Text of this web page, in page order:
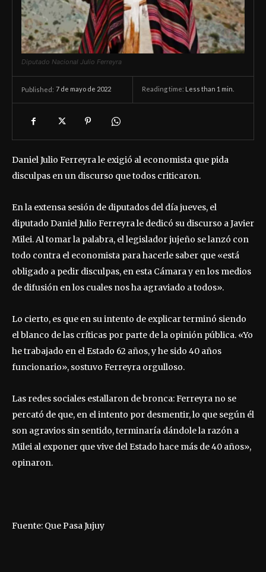
Diputado Nacional Julio Ferreyra
Published: 7 de mayo de 2022 Reading time: Less than 1 min.
Daniel Julio Ferreyra le exigió al economista que pida
disculpas en un discurso que todos criticaron.
En la extensa sesión de diputados del día jueves, el
diputado Daniel Julio Ferreyra le dedicó su discurso a Javier
Milei. Al tomar la palabra, el legislador jujeño se lanzó con
todo contra el economista para hacerle saber que «está
obligado a pedir disculpas, en esta Cámara y en los medios
de difusión en los cuales nos ha agraviado a todos».
Lo cierto, es que en su intento de explicar terminó siendo
el blanco de las críticas por parte de la opinión pública. «Yo
he trabajado en el Estado 62 años, y he sido 40 años
funcionario», sostuvo Ferreyra orgulloso.
Las redes sociales estallaron de bronca: Ferreyra no se
percató de que, en el intento por desmentir, lo que según él
son agravios sin sentido, terminaría dándole la razón a
Milei al exponer que vive del Estado hace más de 40 años»,
opinaron.
Fuente: Que Pasa Jujuy